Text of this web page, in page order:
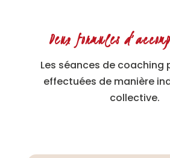
Deux formules
Les séances de coaching
effectuées de manière
collective.